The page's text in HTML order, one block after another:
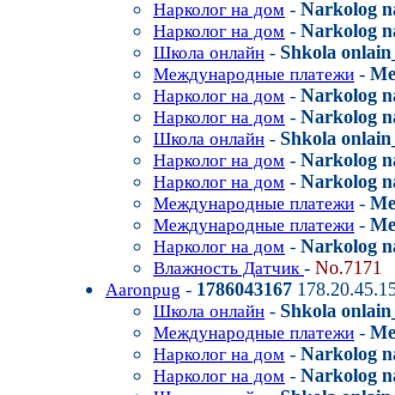
Нарколог на дом - Narkolog
Нарколог на дом - Narkolog
Школа онлайн - Shkola
Международные платежи -
Нарколог на дом - Narkolog
Нарколог на дом - Narkolog
Школа онлайн - Shkola
Нарколог на дом - Narkolog
Нарколог на дом - Narkolog
Международные платежи -
Международные платежи -
Нарколог на дом - Narkolog
Влажность Датчик - No.7171
Aaronpug - 1786043167
Школа онлайн - Shkola
Международные платежи -
Нарколог на дом - Narkolog
Нарколог на дом - Narkolog